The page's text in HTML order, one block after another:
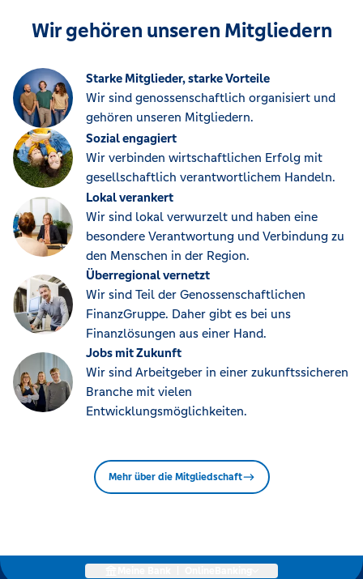
Wir gehören unseren Mitgliedern
Starke Mitglieder, starke Vorteile
Wir sind genossenschaftlich organisiert und
gehören unseren Mitgliedern.
Sozial engagiert
Wir verbinden wirtschaftlichen Erfolg mit
gesellschaftlich verantwortlichem Handeln.
Lokal verankert
Wir sind lokal verwurzelt und haben eine
besondere Verantwortung und Verbindung zu
den Menschen in der Region.
Überregional vernetzt
Wir sind Teil der Genossenschaftlichen
FinanzGruppe. Daher gibt es bei uns
Finanzlösungen aus einer Hand.
Jobs mit Zukunft
Wir sind Arbeitgeber in einer zukunftssicheren
Branche mit vielen
Entwicklungsmöglichkeiten.
Mehr über die Mitgliedschaft